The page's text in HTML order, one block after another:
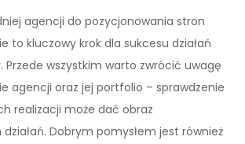
agencji do pozycjonowania stron
to kluczowy krok dla sukcesu działań
Przede wszystkim warto zwrócić uwagę
agencji oraz jej portfolio – sprawdzenie
realizacji może dać obraz
Dobrym pomysłem jest również